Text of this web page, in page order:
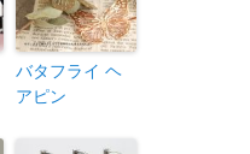
バタフライ ヘ
アピン